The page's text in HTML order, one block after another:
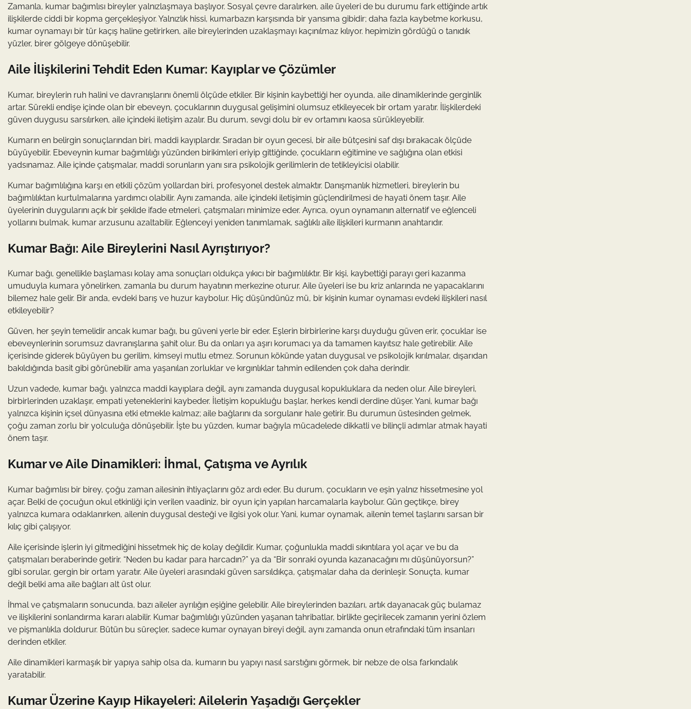
Zamanla, kumar bağımlısı bireyler yalnızlaşmaya başlıyor. Sosyal çevre daralırken, aile üyeleri de bu durumu fark ettiğinde artık
ilişkilerde ciddi bir kopma gerçekleşiyor. Yalnızlık hissi, kumarbazın karşısında bir yansıma gibidir; daha fazla kaybetme korkusu,
kumar oynamayı bir tür kaçış haline getirirken, aile bireylerinden uzaklaşmayı kaçınılmaz kılıyor. hepimizin gördüğü o tanıdık
yüzler, birer gölgeye dönüşebilir.
Aile İlişkilerini Tehdit Eden Kumar: Kayıplar ve Çözümler
Kumar, bireylerin ruh halini ve davranışlarını önemli ölçüde etkiler. Bir kişinin kaybettiği her oyunda, aile dinamiklerinde gerginlik
artar. Sürekli endişe içinde olan bir ebeveyn, çocuklarının duygusal gelişimini olumsuz etkileyecek bir ortam yaratır. İlişkilerdeki
güven duygusu sarsılırken, aile içindeki iletişim azalır. Bu durum, sevgi dolu bir ev ortamını kaosa sürükleyebilir.
Kumarın en belirgin sonuçlarından biri, maddi kayıplardır. Sıradan bir oyun gecesi, bir aile bütçesini saf dışı bırakacak ölçüde
büyüyebilir. Ebeveynin kumar bağımlılığı yüzünden birikimleri eriyip gittiğinde, çocukların eğitimine ve sağlığına olan etkisi
yadsınamaz. Aile içinde çatışmalar, maddi sorunların yanı sıra psikolojik gerilimlerin de tetikleyicisi olabilir.
Kumar bağımlılığına karşı en etkili çözüm yollardan biri, profesyonel destek almaktır. Danışmanlık hizmetleri, bireylerin bu
bağımlılıktan kurtulmalarına yardımcı olabilir. Aynı zamanda, aile içindeki iletişimin güçlendirilmesi de hayati önem taşır. Aile
üyelerinin duygularını açık bir şekilde ifade etmeleri, çatışmaları minimize eder. Ayrıca, oyun oynamanın alternatif ve eğlenceli
yollarını bulmak, kumar arzusunu azaltabilir. Eğlenceyi yeniden tanımlamak, sağlıklı aile ilişkileri kurmanın anahtarıdır.
Kumar Bağı: Aile Bireylerini Nasıl Ayrıştırıyor?
Kumar bağı, genellikle başlaması kolay ama sonuçları oldukça yıkıcı bir bağımlılıktır. Bir kişi, kaybettiği parayı geri kazanma
umuduyla kumara yönelirken, zamanla bu durum hayatının merkezine oturur. Aile üyeleri ise bu kriz anlarında ne yapacaklarını
bilemez hale gelir. Bir anda, evdeki barış ve huzur kaybolur. Hiç düşündünüz mü, bir kişinin kumar oynaması evdeki ilişkileri nasıl
etkileyebilir?
Güven, her şeyin temelidir ancak kumar bağı, bu güveni yerle bir eder. Eşlerin birbirlerine karşı duyduğu güven erir, çocuklar ise
ebeveynlerinin sorumsuz davranışlarına şahit olur. Bu da onları ya aşırı korumacı ya da tamamen kayıtsız hale getirebilir. Aile
içerisinde giderek büyüyen bu gerilim, kimseyi mutlu etmez. Sorunun kökünde yatan duygusal ve psikolojik kırılmalar, dışarıdan
bakıldığında basit gibi görünebilir ama yaşanılan zorluklar ve kırgınlıklar tahmin edilenden çok daha derindir.
Uzun vadede, kumar bağı, yalnızca maddi kayıplara değil, aynı zamanda duygusal kopukluklara da neden olur. Aile bireyleri,
birbirlerinden uzaklaşır, empati yeteneklerini kaybeder. İletişim kopukluğu başlar, herkes kendi derdine düşer. Yani, kumar bağı
yalnızca kişinin içsel dünyasına etki etmekle kalmaz; aile bağlarını da sorgulanır hale getirir. Bu durumun üstesinden gelmek,
çoğu zaman zorlu bir yolculuğa dönüşebilir. İşte bu yüzden, kumar bağıyla mücadelede dikkatli ve bilinçli adımlar atmak hayati
önem taşır.
Kumar ve Aile Dinamikleri: İhmal, Çatışma ve Ayrılık
Kumar bağımlısı bir birey, çoğu zaman ailesinin ihtiyaçlarını göz ardı eder. Bu durum, çocukların ve eşin yalnız hissetmesine yol
açar. Belki de çocuğun okul etkinliği için verilen vaadiniz, bir oyun için yapılan harcamalarla kaybolur. Gün geçtikçe, birey
yalnızca kumara odaklanırken, ailenin duygusal desteği ve ilgisi yok olur. Yani, kumar oynamak, ailenin temel taşlarını sarsan bir
kılıç gibi çalışıyor.
Aile içerisinde işlerin iyi gitmediğini hissetmek hiç de kolay değildir. Kumar, çoğunlukla maddi sıkıntılara yol açar ve bu da
çatışmaları beraberinde getirir. “Neden bu kadar para harcadın?” ya da “Bir sonraki oyunda kazanacağını mı düşünüyorsun?”
gibi sorular, gergin bir ortam yaratır. Aile üyeleri arasındaki güven sarsıldıkça, çatışmalar daha da derinleşir. Sonuçta, kumar
değil belki ama aile bağları alt üst olur.
İhmal ve çatışmaların sonucunda, bazı aileler ayrılığın eşiğine gelebilir. Aile bireylerinden bazıları, artık dayanacak güç bulamaz
ve ilişkilerini sonlandırma kararı alabilir. Kumar bağımlılığı yüzünden yaşanan tahribatlar, birlikte geçirilecek zamanın yerini özlem
ve pişmanlıkla doldurur. Bütün bu süreçler, sadece kumar oynayan bireyi değil, aynı zamanda onun etrafındaki tüm insanları
derinden etkiler.
Aile dinamikleri karmaşık bir yapıya sahip olsa da, kumarın bu yapıyı nasıl sarstığını görmek, bir nebze de olsa farkındalık
yaratabilir.
Kumar Üzerine Kayıp Hikayeleri: Ailelerin Yaşadığı Gerçekler